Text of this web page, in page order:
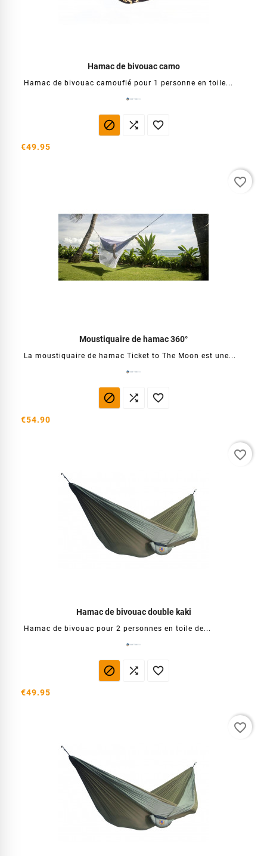
Hamac de bivouac camo
Hamac de bivouac camouflé pour 1 personne en toile...
  
€49.95
Moustiquaire de hamac 360°
La moustiquaire de hamac Ticket to The Moon est une...
  
€54.90
favorite_border
Hamac de bivouac double kaki
Hamac de bivouac pour 2 personnes en toile de...
  
€49.95
favorite_border
favorite_border